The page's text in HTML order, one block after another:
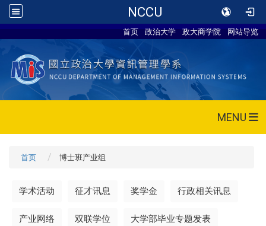
NCCU
首页 政治大学 政大商学院 网站导览
MENU
首页 博士班产业组
学术活动 征才讯息 奖学金 行政相关讯息
产业网络 双联学位 大学部毕业专题发表